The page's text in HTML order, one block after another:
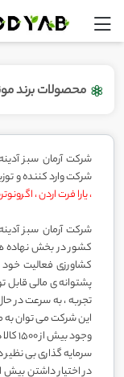
محصولات برند
شرکت وارد کننده و
، یارا فرت اردن ،
کشور در بخش نهاده
کشاورزی فعالیت خود
پشتوانه ی مالی قابل
تجربه ، به سرعت در
این شرکت می توان به
وجود بیش از 1500 کالا در سبد کالای شرکت
سرمایه گذاری بی